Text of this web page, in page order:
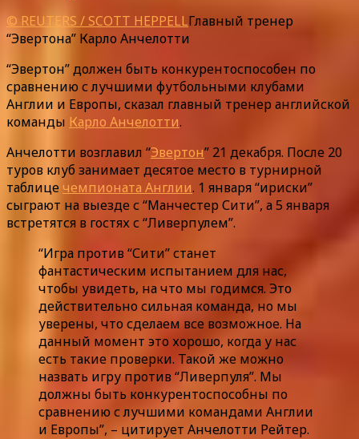
© REUTERS / SCOTT HEPPELLГлавный тренер
“Эвертона” Карло Анчелотти
“Эвертон” должен быть конкурентоспособен по
сравнению с лучшими футбольными клубами
Англии и Европы, сказал главный тренер английской
команды Карло Анчелотти.
Анчелотти возглавил “Эвертон” 21 декабря. После 20
туров клуб занимает десятое место в турнирной
таблице чемпионата Англии. 1 января “ириски”
сыграют на выезде с “Манчестер Сити”, а 5 января
встретятся в гостях с “Ливерпулем”.
“Игра против “Сити” станет
фантастическим испытанием для нас,
чтобы увидеть, на что мы годимся. Это
действительно сильная команда, но мы
уверены, что сделаем все возможное. На
данный момент это хорошо, когда у нас
есть такие проверки. Такой же можно
назвать игру против “Ливерпуля”. Мы
должны быть конкурентоспособны по
сравнению с лучшими командами Англии
и Европы”, – цитирует Анчелотти Рейтер.